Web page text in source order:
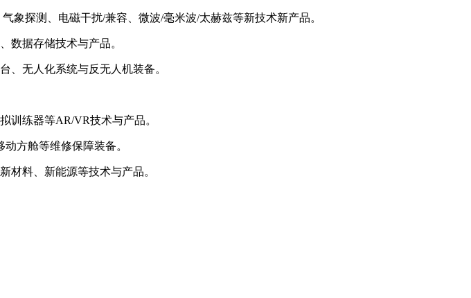
象探测、电磁干扰/兼容、微波/毫米波/太赫兹等新技术新产品。
数据存储技术与产品。
、无人化系统与反无人机装备。
训练器等AR/VR技术与产品。
方舱等维修保障装备。
材料、新能源等技术与产品。